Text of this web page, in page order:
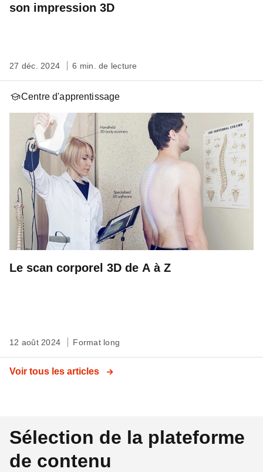
son impression 3D
27 déc. 2024 6 min. de lecture
Centre d'apprentissage
Le scan corporel 3D de A à Z
12 août 2024 Format long
Voir tous les articles
Sélection de la plateforme
de contenu